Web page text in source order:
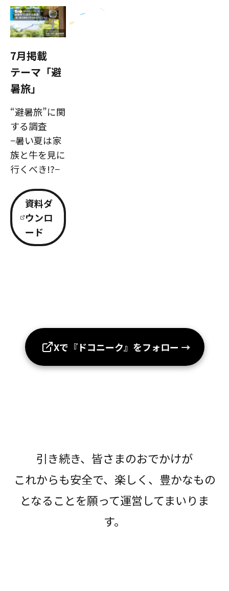
7月掲載
テーマ「避
暑旅」
“避暑旅”に関
する調査
−暑い夏は家
族と牛を見に
行くべき!?−
資料ダ
ウンロ
ード
Xで『ドコニーク』をフォロー →
引き続き、皆さまのおでかけが
これからも安全で、楽しく、豊かなもの
となることを願って運営してまいりま
す。